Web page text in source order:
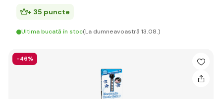
+ 35 puncte
Ultima bucată în stoc(La dumneavoastră 13.08.)
-46%